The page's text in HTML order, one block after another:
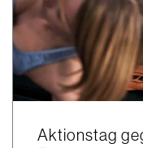
Aktionstag